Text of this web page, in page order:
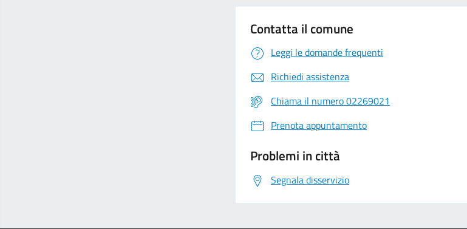
Contatta il comune
Leggi le domande frequenti
Richiedi assistenza
Chiama il numero 02269021
Prenota appuntamento
Problemi in città
Segnala disservizio